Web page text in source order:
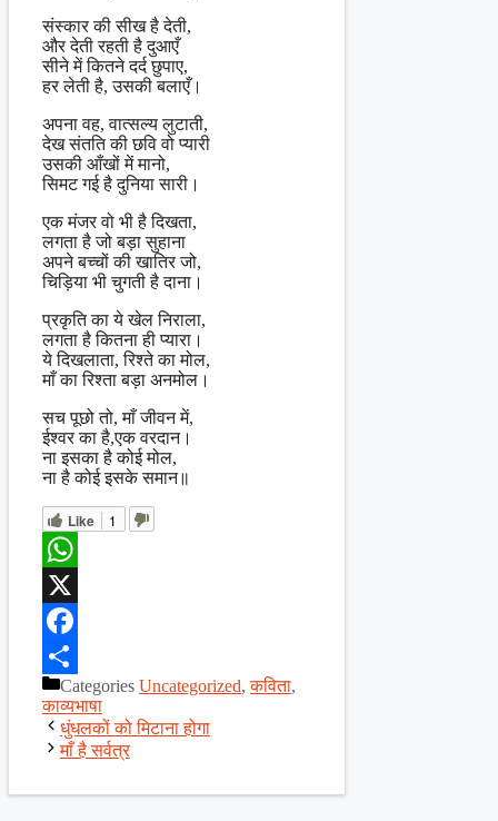
संस्कार की सीख है देती,
और देती रहती है दुआएँ
सीने में कितने दर्द छुपाए,
हर लेती है, उसकी बलाएँ।
अपना वह, वात्सल्य लुटाती,
देख संतति की छवि वो प्यारी
उसकी आँखों में मानो,
सिमट गई है दुनिया सारी।
एक मंजर वो भी है दिखता,
लगता है जो बड़ा सुहाना
अपने बच्चों की खातिर जो,
चिड़िया भी चुगती है दाना।
प्रकृति का ये खेल निराला,
लगता है कितना ही प्यारा।
ये दिखलाता, रिश्ते का मोल,
माँ का रिश्ता बड़ा अनमोल।
सच पूछो तो, माँ जीवन में,
ईश्वर का है,एक वरदान।
ना इसका है कोई मोल,
ना है कोई इसके समान॥
Like 1
WhatsApp
X
Facebook
ShareCategories Uncategorized,कविता,
काव्यभाषा
धुंधलकों को मिटाना होगा
माँ है सर्वत्र